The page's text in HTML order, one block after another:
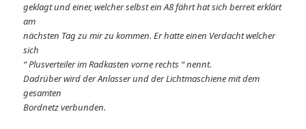
geklagt und einer, welcher selbst ein A8 fährt hat sich berreit erklärt
am
nächsten Tag zu mir zu kommen. Er hatte einen Verdacht welcher
sich
“ Plusverteiler im Radkasten vorne rechts “ nennt.
Dadrüber wird der Anlasser und der Lichtmaschiene mit dem
gesamten
Bordnetz verbunden.